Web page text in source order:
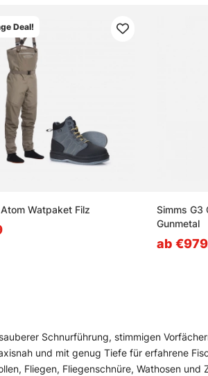
Deal!
Watpaket Filz
Simms G3
Gunmetal
ab
Schnurführung, stimmigen
und mit genug Tiefe für erfahrene
Fliegen, Fliegenschnüre, Wathosen